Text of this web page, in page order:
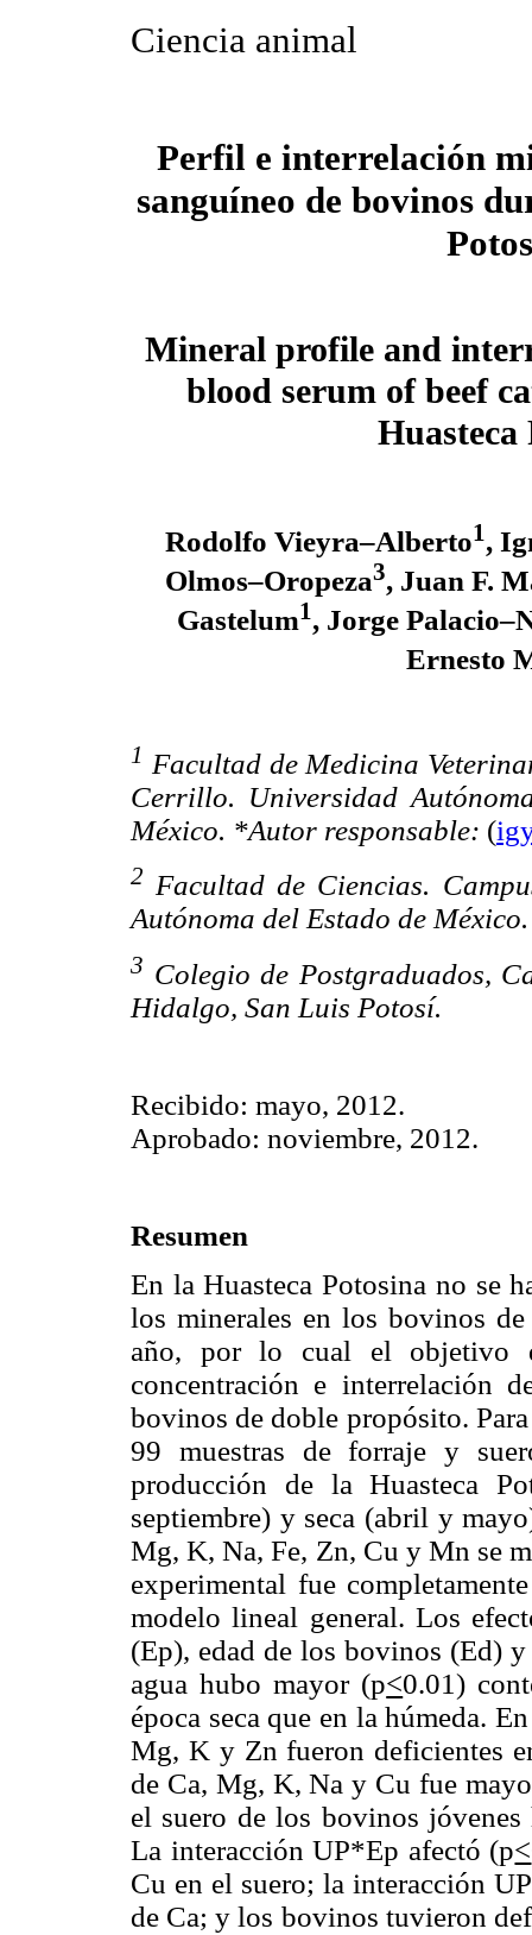
Ciencia animal
Perfil e interrelación
sanguíneo de bovinos
Mineral profile and
blood serum of beef
Huasteca
Rodolfo Vieyra–Alberto1 ,
Olmos–Oropeza3, Juan F.
Gastelum1, Jorge
Ernesto
1 Facultad de Medicina
Cerrillo. Universidad
México. *Autor responsable: (
2 Facultad de Ciencias.
Autónoma del Estado de
3 Colegio de Postgraduados,
Hidalgo, San Luis Potosí.
Recibido: mayo, 2012.
Aprobado: noviembre, 2012.
Resumen
En la Huasteca Potosina no se
los minerales en los bovinos
año, por lo cual el objetivo
concentración e interrelación
bovinos de doble propósito.
99 muestras de forraje y
producción de la Huasteca
septiembre) y seca (abril y
Mg, K, Na, Fe, Zn, Cu y Mn se
experimental fue
modelo lineal general. Los
(Ep), edad de los bovinos (Ed)
agua hubo mayor (p<0.01)
época seca que en la húmeda.
Mg, K y Zn fueron deficientes
de Ca, Mg, K, Na y Cu fue
el suero de los bovinos jóvenes
La interacción UP*Ep afectó (p<
Cu en el suero; la interacción
de Ca; y los bovinos tuvieron